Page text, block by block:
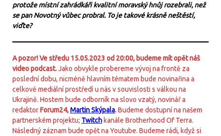
protože místní zahrádkáři kvalitní moravský hnůj rozebrali, než
se pan Novotný vůbec probral. To je takové krásně neštěstí,
viďte?
A pozor! Ve středu 15.05.2023 od 20:00, budeme mít opět náš
video podcast.Jako obvykle probereme vývoj na frontě za
poslední dobu, nicméně hlavním tématem bude novinařina a
celkově mediální prostředí u nás v souvislosti s válkou na
Ukrajině. Hostem bude odborník na slovo vzatý, novinář a
redaktorForum24,Martin Skýpala.Budeme dostupní na našem
partnerském projektu; Twitch kanále Brotherhood Of Terra.
Následný záznam bude opět na Youtube. Budeme rádi, když si